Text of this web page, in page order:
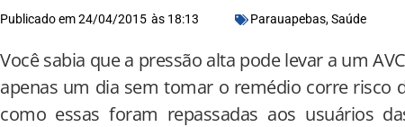
Publicado em24/04/2015 às 18:13 Parauapebas,Saúde
Você sabia que a pressão alta pode levar a um
apenas um dia sem tomar o remédio corre risco
como essas foram repassadas aos usuários